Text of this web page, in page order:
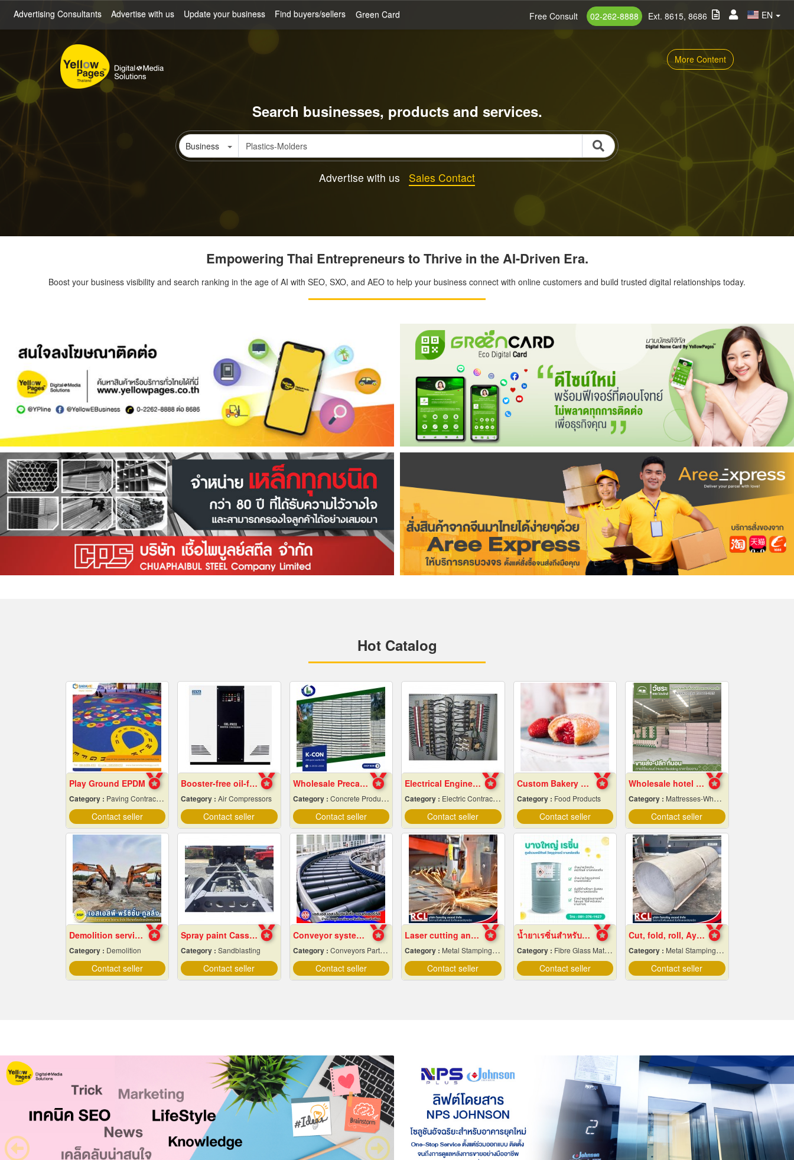
Advertising Consultants Advertise with us Update your business Find buyers/sellers Green Card EN
Free Consult 02-262-8888 Ext. 8615, 8686
More Content
Search businesses, products and services.
Business
Advertise with us Sales Contact
Empowering Thai Entrepreneurs to Thrive in the AI-Driven Era.
Boost your business visibility and search ranking in the age of AI with SEO, SXO, and AEO to help your business connect with online customers and build trusted digital relationships today.
Hot Catalog
Play Ground EPDM
Category : Paving Contractors
Contact seller
Booster-free oil-free air pump
Category : Air Compressors
Contact seller
Wholesale Precast Concrete Slabs, Samut Prakan
Category : Concrete Products
Contact seller
Electrical Engineering
Category : Electric Contractors-Industrial & Residential
Contact seller
Custom Bakery Fillings
Category : Food Products
Contact seller
Wholesale hotel mattresses
Category : Mattresses-Wholesale & Manufacturers
Contact seller
Demolition services in Samut Prakan
Category : Demolition
Contact seller
Spray paint Cassie cars, Chonburi
Category : Sandblasting
Contact seller
Conveyor system installation
Category : Conveyors Parts & Supplies
Contact seller
Laser cutting and folding factory, Ayutthaya
Category : Metal Stamping & Cutting
Contact seller
น้ำยาเรซิ่นสำหรับงานหล่อไฟเบอร์กลาส ขายราคาส่ง
Category : Fibre Glass Materials
Contact seller
Cut, fold, roll, Ayutthaya
Category : Metal Stamping & Cutting
Contact seller